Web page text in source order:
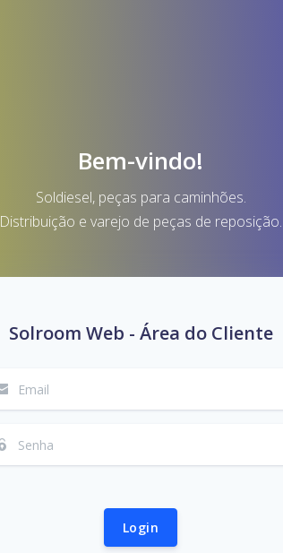
Bem-vindo!
Soldiesel, peças para caminhões.
Distribuição e varejo de peças de reposição.
Solroom Web - Área do Cliente
Login